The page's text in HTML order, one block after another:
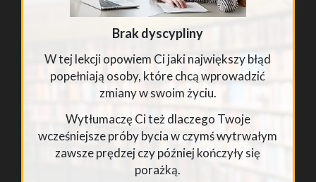
Brak dyscypliny
W tej lekcji opowiem Ci jaki największy błąd
popełniają osoby, które chcą wprowadzić
zmiany w swoim życiu.
Wytłumaczę Ci też dlaczego Twoje
wcześniejsze próby bycia w czymś wytrwałym
zawsze prędzej czy później kończyły się
porażką.